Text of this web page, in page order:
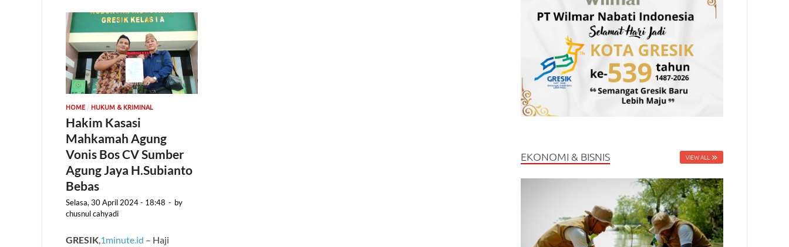
HOME / HUKUM & KRIMINAL
Hakim Kasasi
Mahkamah Agung
Vonis Bos CV Sumber
Agung Jaya H.Subianto
Bebas
Selasa, 30 April 2024 - 18:48 - by
chusnul cahyadi
GRESIK 1minute.id – Haji
EKONOMI & BISNIS VIEW ALL